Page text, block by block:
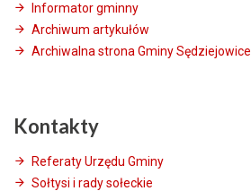
Informator gminny
Archiwum artykułów
Archiwalna strona Gminy Sędziejowice
Kontakty
Referaty Urzędu Gminy
Sołtysi i rady sołeckie